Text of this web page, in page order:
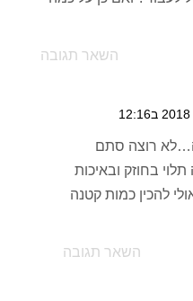
השאר תגובה
רוצה סתם
בחוזק ובאיכות
להכין כמות קטנה
השאר תגובה